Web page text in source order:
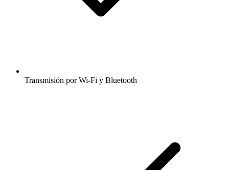
Transmisión por Wi-Fi y Bluetooth